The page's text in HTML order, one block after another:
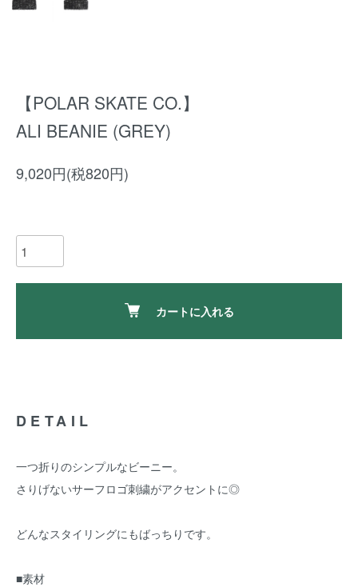
【POLAR SKATE CO.】
ALI BEANIE (GREY)
9,020円(税820円)
カートに入れる
DETAIL
一つ折りのシンプルなビーニー。
さりげないサーフロゴ刺繍がアクセントに◎
どんなスタイリングにもばっちりです。
■素材